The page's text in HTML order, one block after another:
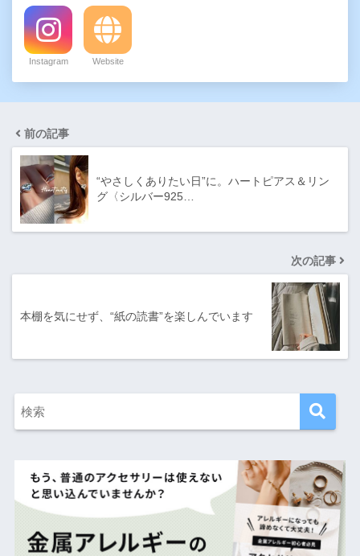
Instagram Website
前の記事
“やさしくありたい日”に。ハートピアス＆リン
グ〈シルバー925…
次の記事
本棚を気にせず、“紙の読書”を楽しんでいます